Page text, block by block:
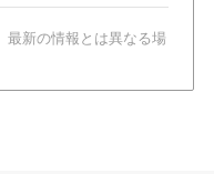
新の情報とは異なる場